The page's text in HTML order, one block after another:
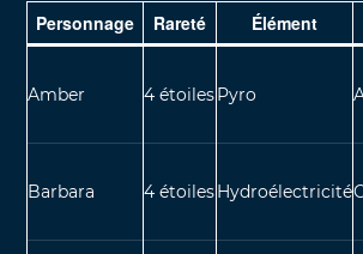
Personnage Rareté Élément
Amber 4 étoilesPyro
Barbara 4 étoilesHydroélectricité